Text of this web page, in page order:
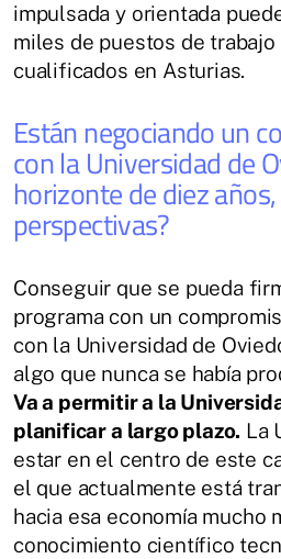
impulsada y orientada
miles de puestos de
cualificados en Asturias.
Están negociando un
con la Universidad de
horizonte de diez
perspectivas?
Conseguir que se pueda
programa con un
con la Universidad de
algo que nunca se había
Va a permitir a la
planificar a largo plazo. La
estar en el centro de este
el que actualmente está
hacia esa economía mucho
conocimiento científico